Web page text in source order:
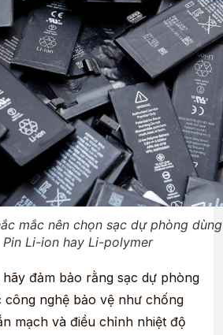
mắc nên chọn sạc dự phòng dùng
Pin Li-ion hay Li-polymer
đảm bảo rằng sạc dự phòng
nghệ bảo vệ như chống
mạch và điều chỉnh nhiệt độ